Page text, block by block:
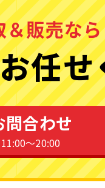
任
問合わせ
〜20:00